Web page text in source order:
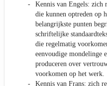
Kennis van Engels: zich
die kunnen optreden op
belangrijkste punten
schriftelijke
die regelmatig
eenvoudige mondelinge
produceren over
voorkomen op het werk.
Kennis van Frans: zich